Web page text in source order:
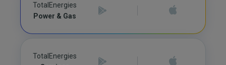
TotalEnergies
Power & Gas
TotalEnergies